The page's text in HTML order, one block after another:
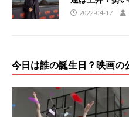
2022-04-17
今日は誰の誕生日？映画の